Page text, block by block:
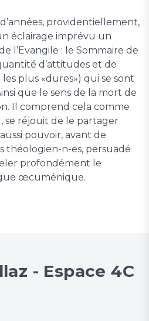
providentiellement,
éclairage imprévu un
l’Evangile : le Sommaire de
d’attitudes et de
plus «dures») qui se sont
que le sens de la mort de
Il comprend cela comme
se réjouit de le partager
pouvoir, avant de
théologien-n-es, persuadé
profondément le
œcuménique.
- Espace 4C